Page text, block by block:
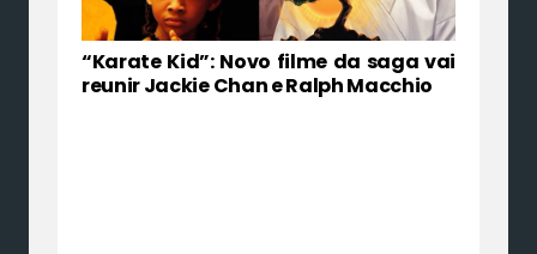
“Karate Kid”: Novo filme da saga vai
reunir Jackie Chan e Ralph Macchio